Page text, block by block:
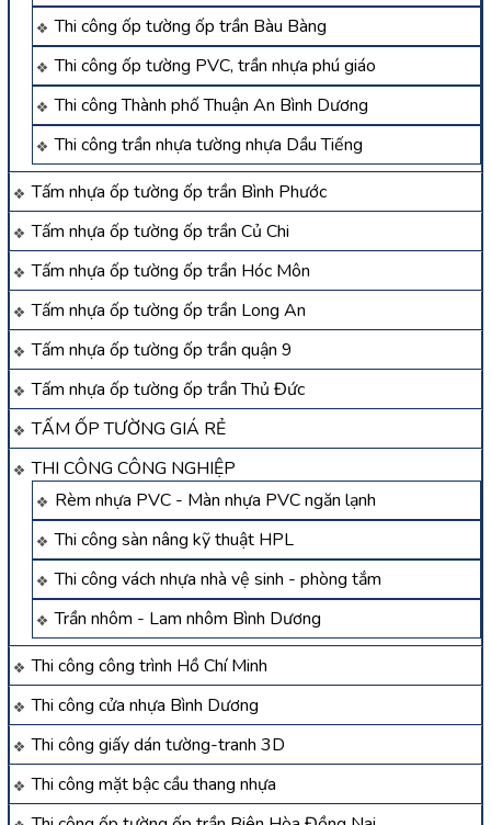
Thi công ốp tường ốp trần Bàu Bàng
Thi công ốp tường PVC, trần nhựa phú giáo
Thi công Thành phố Thuận An Bình Dương
Thi công trần nhựa tường nhựa Dầu Tiếng
Tấm nhựa ốp tường ốp trần Bình Phước
Tấm nhựa ốp tường ốp trần Củ Chi
Tấm nhựa ốp tường ốp trần Hóc Môn
Tấm nhựa ốp tường ốp trần Long An
Tấm nhựa ốp tường ốp trần quận 9
Tấm nhựa ốp tường ốp trần Thủ Đức
TẤM ỐP TƯỜNG GIÁ RẺ
THI CÔNG CÔNG NGHIỆP
Rèm nhựa PVC - Màn nhựa PVC ngăn lạnh
Thi công sàn nâng kỹ thuật HPL
Thi công vách nhựa nhà vệ sinh - phòng tắm
Trần nhôm - Lam nhôm Bình Dương
Thi công công trình Hồ Chí Minh
Thi công cửa nhựa Bình Dương
Thi công giấy dán tường-tranh 3D
Thi công mặt bậc cầu thang nhựa